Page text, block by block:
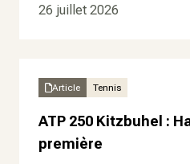
26 juillet 2026
Article Tennis
ATP 250 Kitzbuhel :
première